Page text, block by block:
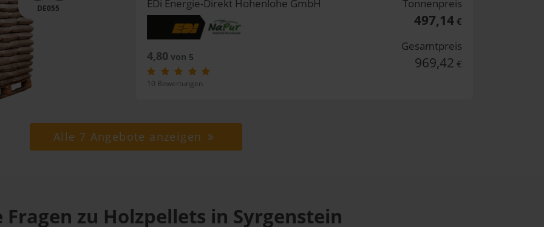
DE055 EDi Energie-Direkt Hohenlohe GmbH
4,80 von 5
10 Bewertungen
Tonnenpreis
497,14€
Gesamtpreis
969,42 €
Alle 7 Angebote anzeigen
Fragen zu Holzpellets in Syrgenstein